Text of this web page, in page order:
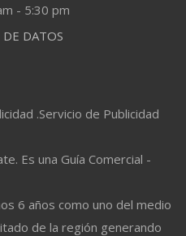
- 5:30 pm
DATOS
.Servicio de Publicidad
Es una Guía Comercial -
6 años como uno del medio
de la región generando